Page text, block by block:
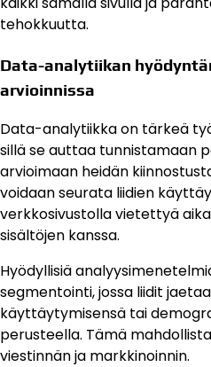
tehokkuutta.
Data-analytiikan
arvioinnissa
Data-analytiikka on tärkeä
sillä se auttaa tunnistamaan
arvioimaan heidän
voidaan seurata liidien
verkkosivustolla vietettyä
sisältöjen kanssa.
Hyödyllisiä
segmentointi, jossa liidit
käyttäytymisensä tai
perusteella. Tämä
viestinnän ja markkinoinnin.